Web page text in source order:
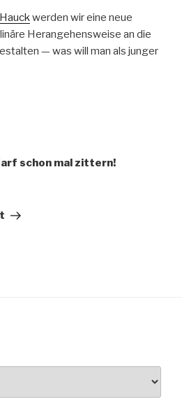
wer­den wir eine neue
Herange­hensweise an die
— was will man als junger
schon mal zittern!